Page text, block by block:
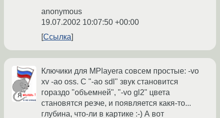
anonymous
19.07.2002 10:07:50 +00:00
Ссылка
Ключики для MPlayera совсем простые: -vo
xv -ao oss. С "-ao sdl" звук становится
гораздо "объемней", "-vo gl2" цвета
становятся резче, и появляется какя-то...
глубина, что-ли в картике :-) А вот